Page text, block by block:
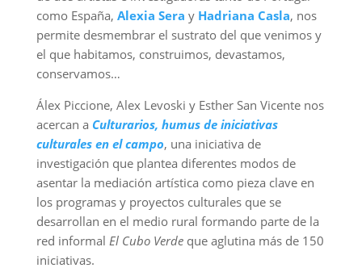
como España, Alexia Sera y Hadriana Casla, nos
permite desmembrar el sustrato del que venimos y
el que habitamos, construimos, devastamos,
conservamos…
Álex Piccione, Alex Levoski y Esther San Vicente nos
acercan a Culturarios, humus de iniciativas
culturales en el campo, una iniciativa de
investigación que plantea diferentes modos de
asentar la mediación artística como pieza clave en
los programas y proyectos culturales que se
desarrollan en el medio rural formando parte de la
red informal El Cubo Verde que aglutina más de 150
iniciativas.